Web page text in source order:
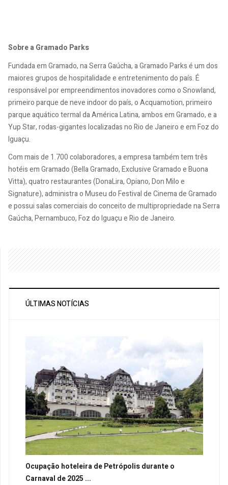
Sobre a Gramado Parks
Fundada em Gramado, na Serra Gaúcha, a Gramado Parks é um dos
maiores grupos de hospitalidade e entretenimento do país. É
responsável por empreendimentos inovadores como o Snowland,
primeiro parque de neve indoor do país, o Acquamotion, primeiro
parque aquático termal da América Latina, ambos em Gramado, e a
Yup Star, rodas-gigantes localizadas no Rio de Janeiro e em Foz do
Iguaçu.
Com mais de 1.700 colaboradores, a empresa também tem três
hotéis em Gramado (Bella Gramado, Exclusive Gramado e Buona
Vitta), quatro restaurantes (DonaLira, Opiano, Don Milo e
Signature), administra o Museu do Festival de Cinema de Gramado
e possui salas comerciais do conceito de multipropriedade na Serra
Gaúcha, Pernambuco, Foz do Iguaçu e Rio de Janeiro.
ÚLTIMAS NOTÍCIAS
Ocupação hoteleira de Petrópolis durante o
Carnaval de 2025 ...